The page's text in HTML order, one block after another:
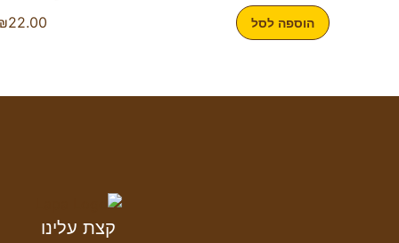
הוספה לסל 22.00
קצת עלינו